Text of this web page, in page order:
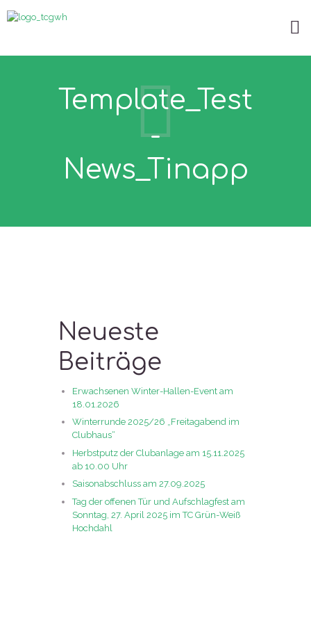
Template_Test
-
News_Tinapp
Neueste
Beiträge
Erwachsenen Winter-Hallen-Event am
18.01.2026
Winterrunde 2025/26 „Freitagabend im
Clubhaus“
Herbstputz der Clubanlage am 15.11.2025
ab 10.00 Uhr
Saisonabschluss am 27.09.2025
Tag der offenen Tür und Aufschlagfest am
Sonntag, 27. April 2025 im TC Grün-Weiß
Hochdahl